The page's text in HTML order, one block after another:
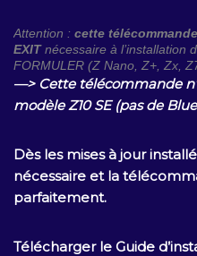
Attention : cette
EXITnécessaire à l’installation
FORMULER (Z Nano, Z+, Zx,
—> Cette télécommande
modèle Z10 SE (pas de
Dès les mises à jour
nécessaire et la
parfaitement.
Télécharger le Guide